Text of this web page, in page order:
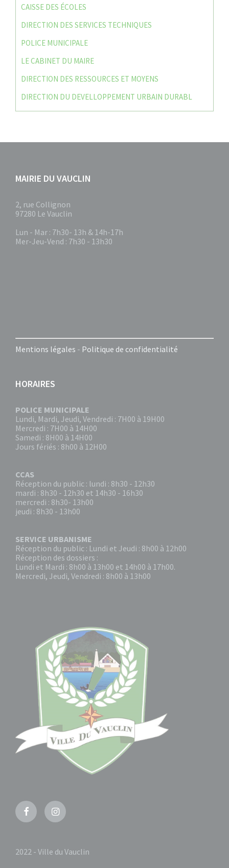
CAISSE DES ÉCOLES
DIRECTION DES SERVICES TECHNIQUES
POLICE MUNICIPALE
LE CABINET DU MAIRE
DIRECTION DES RESSOURCES ET MOYENS
DIRECTION DU DEVELLOPPEMENT URBAIN DURABL
MAIRIE DU VAUCLIN
2, rue Collignon
97280 Le Vauclin
Lun - Mar : 7h30- 13h & 14h-17h
Mer-Jeu-Vend : 7h30 - 13h30
Mentions légales - Politique de confidentialité
HORAIRES
POLICE MUNICIPALE
Lundi, Mardi, Jeudi, Vendredi : 7H00 à 19H00
Mercredi : 7H00 à 14H00
Samedi : 8H00 à 14H00
Jours fériés : 8h00 à 12H00
CCAS
Réception du public : lundi : 8h30 - 12h30
mardi : 8h30 - 12h30 et 14h30 - 16h30
mercredi : 8h30- 13h00
jeudi : 8h30 - 13h00
SERVICE URBANISME
Réception du public : Lundi et Jeudi : 8h00 à 12h00
Réception des dossiers :
Lundi et Mardi : 8h00 à 13h00 et 14h00 à 17h00.
Mercredi, Jeudi, Vendredi : 8h00 à 13h00
FacebookInstagram
2022 - Ville du Vauclin